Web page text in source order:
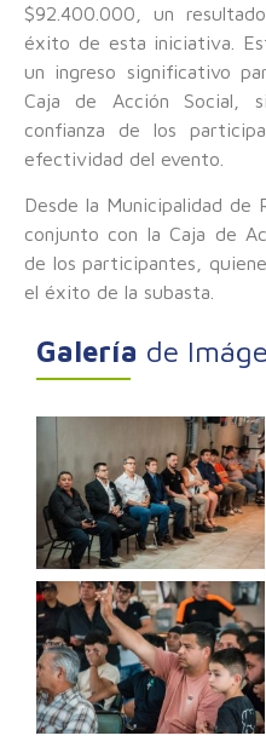
$92.400.000, un
éxito de esta iniciativa.
un ingreso significativo
Caja de Acción Social,
confianza de los
efectividad del evento.
Desde la Municipalidad de
conjunto con la Caja de
de los participantes,
el éxito de la subasta.
Galería de